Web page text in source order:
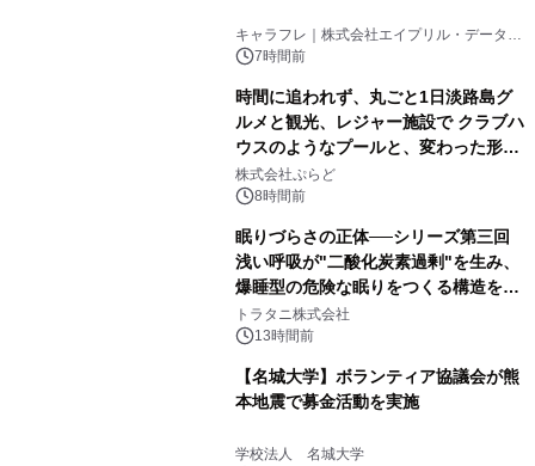
キャラフレ｜株式会社エイプリル・データ・
デザインズ
7時間前
時間に追われず、丸ごと1日淡路島グ
ルメと観光、レジャー施設で クラブハ
ウスのようなプールと、変わった形の
サウナも 「THE BOXY AWAJI」のお
得な素泊まり連泊プランで
株式会社ぷらど
8時間前
眠りづらさの正体──シリーズ第三回
浅い呼吸が"二酸化炭素過剰"を生み、
爆睡型の危険な眠りをつくる構造を解
説
トラタニ株式会社
13時間前
【名城大学】ボランティア協議会が熊
本地震で募金活動を実施
学校法人 名城大学